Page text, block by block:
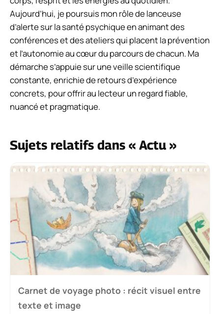
Aujourd’hui, je poursuis mon rôle de lanceuse
d’alerte sur la santé psychique en animant des
conférences et des ateliers qui placent la prévention
et l’autonomie au cœur du parcours de chacun. Ma
démarche s’appuie sur une veille scientifique
constante, enrichie de retours d’expérience
concrets, pour offrir au lecteur un regard fiable,
nuancé et pragmatique.
Sujets relatifs dans « Actu »
Carnet de voyage photo : récit visuel entre
texte et image